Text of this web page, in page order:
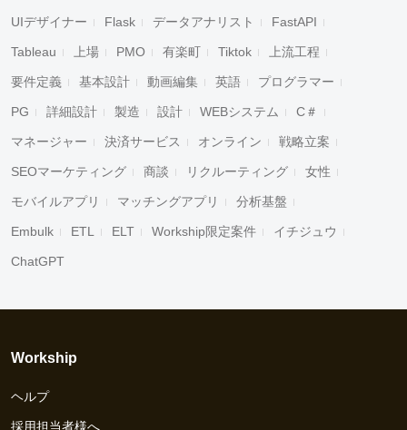
UIデザイナー Flask データアナリスト FastAPI
Tableau 上場 PMO 有楽町 Tiktok 上流工程
要件定義 基本設計 動画編集 英語 プログラマー
PG 詳細設計 製造 設計 WEBシステム C＃
マネージャー 決済サービス オンライン 戦略立案
SEOマーケティング 商談 リクルーティング 女性
モバイルアプリ マッチングアプリ 分析基盤
Embulk ETL ELT Workship限定案件 イチジュウ
ChatGPT
Workship
ヘルプ
採用担当者様へ